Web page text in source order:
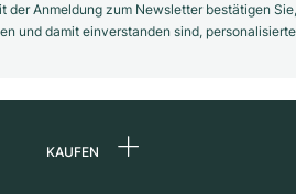
der Anmeldung zum Newsletter bestätigen
und damit einverstanden sind,
KAUFEN